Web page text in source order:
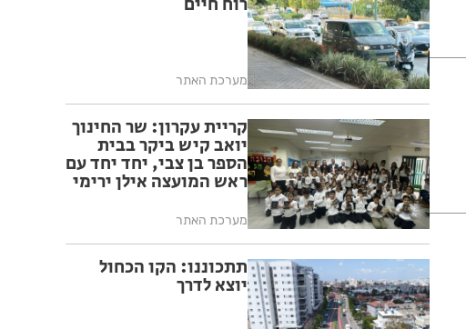
מערכת האתר
קריית עקרון: שר החינוך
יואב קיש ביקר בבית
הספר בן צבי, יחד יחד עם
ראש המועצה אילן ירימי
מערכת האתר
תתכוננו: הקו הכחול
יוצא לדרך